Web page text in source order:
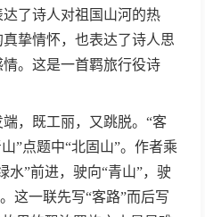
了诗人对祖国山河的热
挚情怀，也表达了诗人思
。这是一首羁旅行役诗
既工丽，又跳脱。“客
”点题中“北固山”。作者乘
水”前进，驶向“青山”，驶
这一联先写“客路”而后写